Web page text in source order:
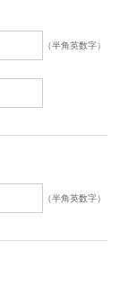
（半角英数字）
（半角英数字）